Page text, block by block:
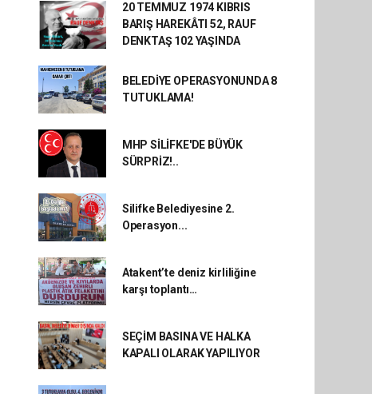
20 TEMMUZ 1974 KIBRIS
BARIŞ HAREKÂTI 52, RAUF
DENKTAŞ 102 YAŞINDA
BELEDİYE OPERASYONUNDA 8
TUTUKLAMA!
MHP SİLİFKE'DE BÜYÜK
SÜRPRİZ!..
Silifke Belediyesine 2.
Operasyon...
Atakent’te deniz kirliliğine
karşı toplantı…
SEÇİM BASINA VE HALKA
KAPALI OLARAK YAPILIYOR